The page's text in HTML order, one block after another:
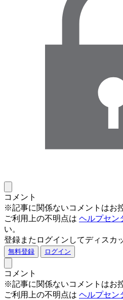
コメント
※記事に関係ないコメントはお
ご利用上の不明点は ヘルプセン
い。
登録またログインしてディスカ
無料登録 ログイン
コメント
※記事に関係ないコメントはお
ご利用上の不明点は ヘルプセン